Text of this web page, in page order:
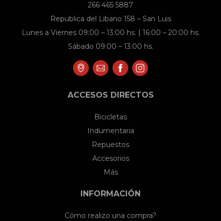
266 465 5887
Republica del Libano 158 – San Luis
Lunes a Viernes 09:00 – 13:00 hs. | 16:00 – 20:00 hs.
Sábado 09:00 – 13:00 hs.
ACCESOS DIRECTOS
Bicicletas
Indumentaria
Repuestos
Accesorios
Más
INFORMACIÓN
Cómo realizo una compra?